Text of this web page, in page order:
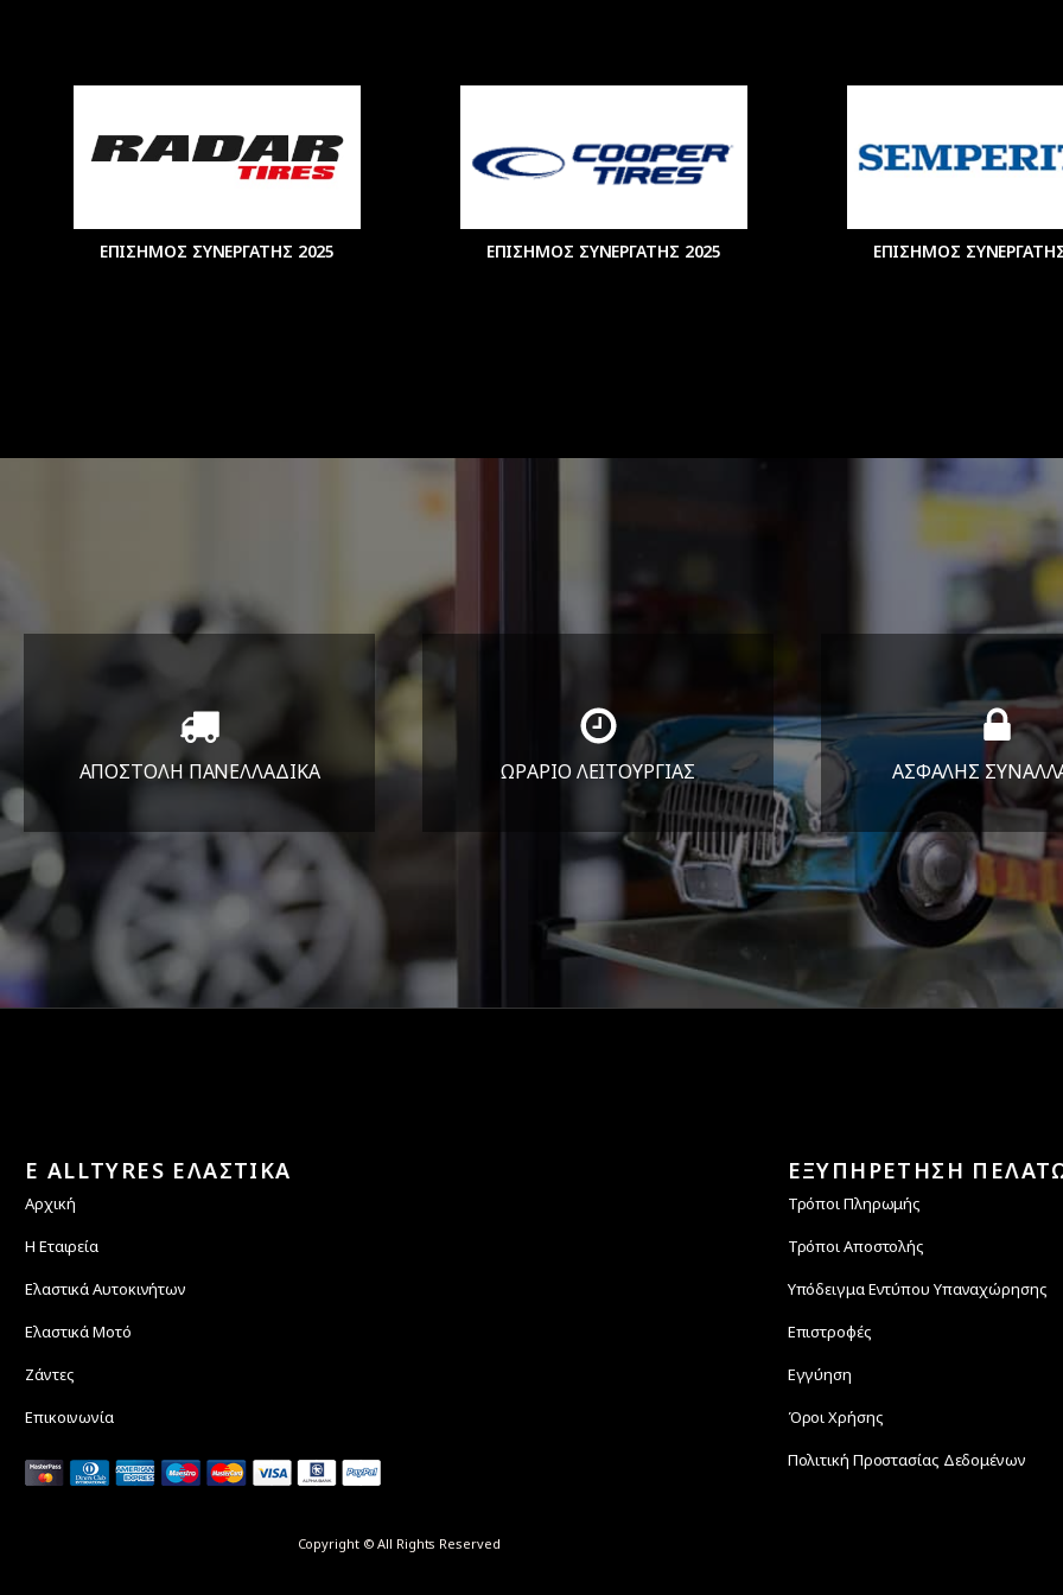
ΕΠΙΣΗΜΟΣ ΣΥΝΕΡΓΑΤΗΣ 2025 ΕΠΙΣΗΜΟΣ ΣΥΝΕΡΓΑΤΗΣ 2025 ΕΠΙΣΗΜΟΣ
ΑΠΟΣΤΟΛΗ ΠΑΝΕΛΛΑΔΙΚA
Όπου και αν είστε θα σας
στείλουμε τα ελαστικά σας
ΩΡΑΡΙΟ ΛΕΙΤΟΥΡΓΙΑΣ
ΔΕΥ-ΠΑΡ 8:30-17:30
ΑΣΦΑΛΗΣ
Εγγυόμαστε την
των συναλλαγών
E ALLTYRES ΕΛΑΣΤΙΚΑ
Αρχική
Η Εταιρεία
Ελαστικά Αυτοκινήτων
Ελαστικά Μοτό
Ζάντες
Επικοινωνία
ΕΞΥΠΗΡΕΤΗΣΗ
Τρόποι Πληρωμής
Τρόποι Αποστολής
Υπόδειγμα Εντύπου Υπαναχώρησης
Επιστροφές
Εγγύηση
Όροι Χρήσης
Πολιτική Προστασίας Δεδομένων
Copyright © All Rights Reserved